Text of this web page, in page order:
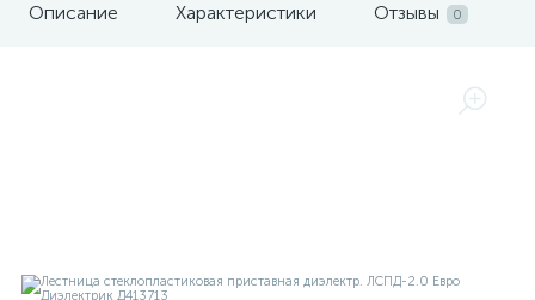
Описание Характеристики Отзывы 0